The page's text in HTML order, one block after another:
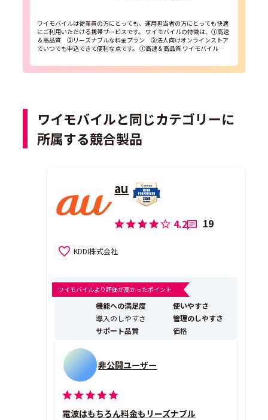
ワイモバイルは従業員の方にとっても、運用担当者の方にとっても快適
にご利用いただける携帯サービスです。 ワイモバイルの特徴は、①高速
＆高品質 ②リーズナブルな料金プラン ③法人向けオンラインストア
でいつでも申込できて便利な点です。 ①高速＆高品質 ワイモバイルはソ
ワイモバイルと同じカテゴリーに
所属する競合製品
au
4.2 19
KDDI株式会社
ワイモバイルより評価が高かったポイント
機能への満足度
使いやすさ
導入のしやすさ
管理のしやすさ
サポート品質
価格
非公開ユーザー
電波はもちろん料金もリーズナブル